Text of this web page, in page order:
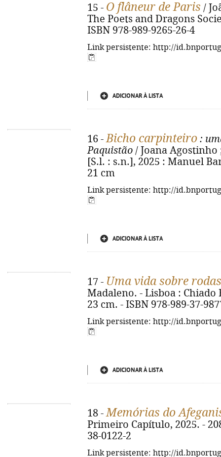
15 - O flâneur de Paris /
The Poets and Dragons
ISBN 978-989-9265-26-4
Link persistente: http://
ADICIONAR À LISTA
16 -Bicho carpinteiro :
Paquistão / Joana Agostinho
[S.l. : s.n.], 2025 : Manuel
21 cm
Link persistente: http://
ADICIONAR À LISTA
17 - Uma vida sobre rodas
Madaleno. - Lisboa : Chiado
23 cm. - ISBN 978-989-37-
Link persistente: http://
ADICIONAR À LISTA
18 -Memórias do
Primeiro Capítulo, 2025. -
38-0122-2
Link persistente: http://